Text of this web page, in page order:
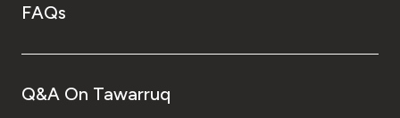
FAQs
Q&A On Tawarruq